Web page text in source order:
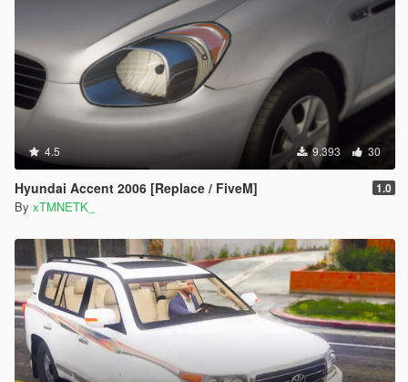
4.5 9.393 30
Hyundai Accent 2006 [Replace / FiveM] 1.0
By xTMNETK_